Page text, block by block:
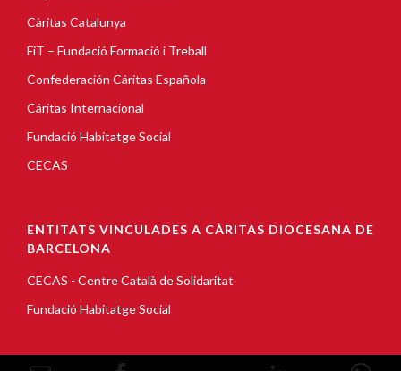
Càritas Catalunya
FiT – Fundació Formació i Treball
Confederación Cáritas Española
Cáritas Internacional
Fundació Habitatge Social
CECAS
ENTITATS VINCULADES A CÀRITAS DIOCESANA DE
BARCELONA
CECAS - Centre Català de Solidaritat
Fundació Habitatge Social